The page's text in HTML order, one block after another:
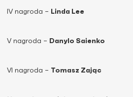
IV nagroda – Linda Lee
V nagroda – Danylo Saienko
VI nagroda – Tomasz Zając